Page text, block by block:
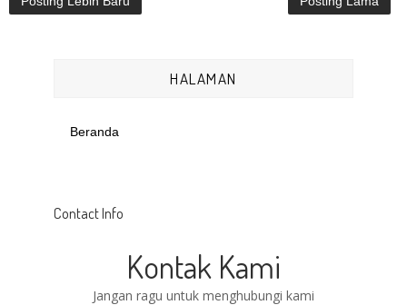
HALAMAN
Beranda
Contact Info
Kontak Kami
Jangan ragu untuk menghubungi kami